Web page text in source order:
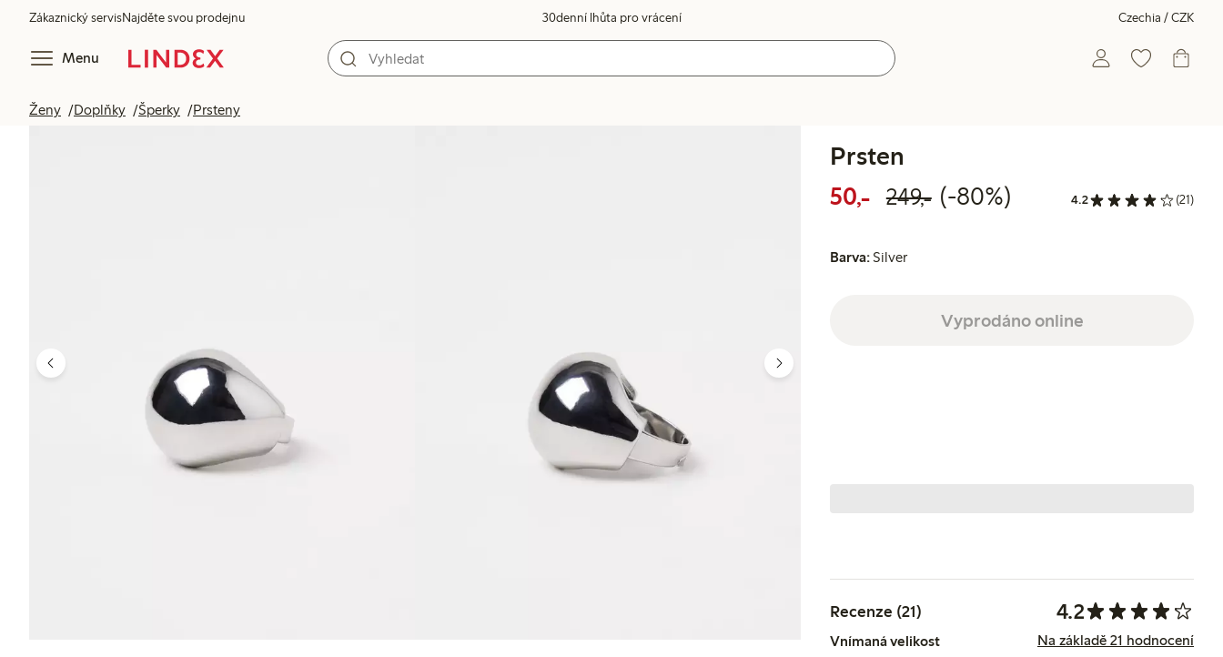
Zákaznický servisNajděte svou prodejnu 30denní lhůta pro vrácení Czechia / CZK
Menu
Ženy Doplňky Šperky Prsteny
Prsten
50,- Snížená cena: 50,00 Kč
249,-Běžná cena: 249,00 Kč
80% sleva
(-80%) 4.2 (21)
Barva: Silver
Vyprodáno online
Recenze (21) 4.2
Vnímaná velikost Na základě 21 hodnocení